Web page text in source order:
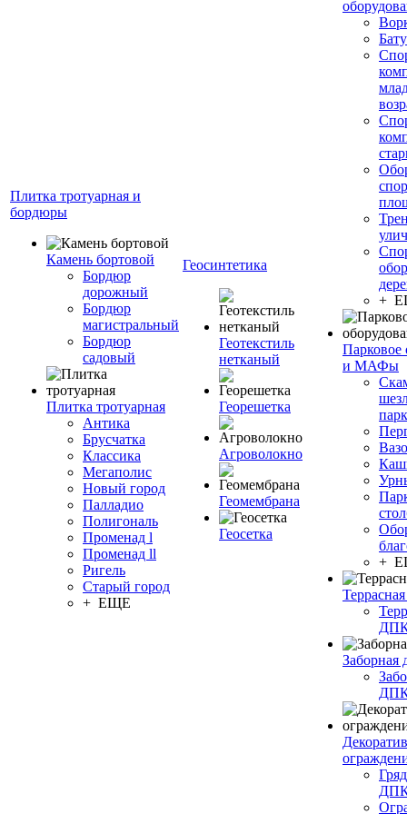
Плитка тротуарная и
бордюры
Камень бортовой
Бордюр
дорожный
Бордюр
магистральный
Бордюр
садовый
Плитка тротуарная
Антика
Брусчатка
Классика
Мегаполис
Новый город
Палладио
Полигональ
Променад l
Променад ll
Ригель
Старый город
+ ЕЩЕ
Геосинтетика
Геотекстиль
нетканый
Георешетка
Агроволокно
Геомембрана
Геосетка
+
Парковое
и МАФы
+
Заборная